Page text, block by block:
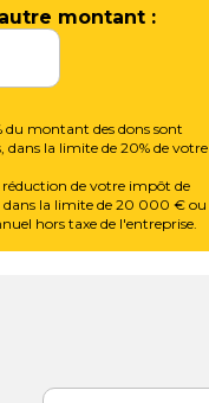
montant :
du montant des dons sont
dans la limite de 20% de votre
réduction de votre impôt de
la limite de 20 000 € ou
hors taxe de l'entreprise.